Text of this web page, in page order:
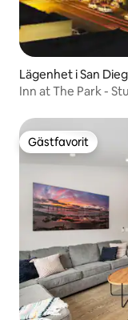
Lägenhet i San
Inn at The Park -
Gästfavorit
Gästfavorit